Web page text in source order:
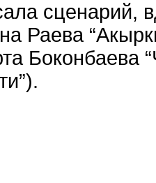
сценарий,
Раева
Боконбаева